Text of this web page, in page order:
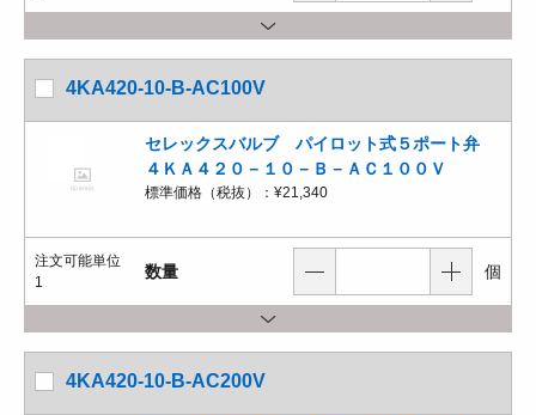
4KA420-10-B-AC100V
セレックスバルブ パイロット式５ポート弁
４ＫＡ４２０－１０－Ｂ－ＡＣ１００Ｖ
標準価格（税抜）： ¥21,340
注文可能単位
1
数量 個
4KA420-10-B-AC200V